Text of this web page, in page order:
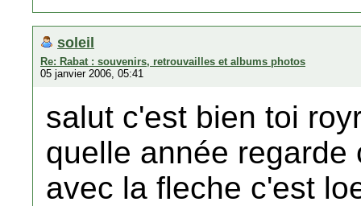
soleil
Re: Rabat : souvenirs, retrouvailles et albums photos
05 janvier 2006, 05:41
salut c'est bien toi
quelle année
avec la fleche c'est